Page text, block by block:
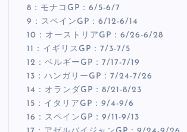
8：モナコGP：6/5-6/7
9：スペインGP：6/12-6/14
10：オーストリアGP：6/26-6/28
11：イギリスGP：7/3-7/5
12：ベルギーGP：7/17-7/19
13：ハンガリーGP：7/24-7/26
14：オランダGP：8/21-8/23
15：イタリアGP：9/4-9/6
16：スペインGP：9/11-9/13